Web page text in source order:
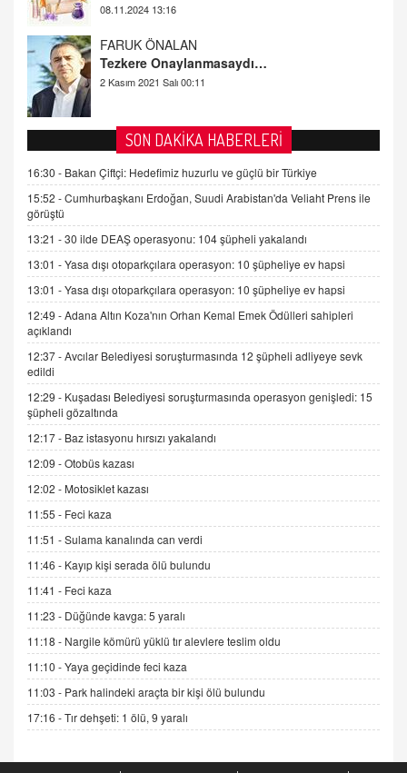
08.11.2024 13:16
FARUK ÖNALAN
Tezkere Onaylanmasaydı…
2 Kasım 2021 Salı 00:11
AV. DOĞAN CAN DOĞAN
Kişisel verilerin korunması ve dijital hukukun
gelişimi
15.09.2025 16:17
SEHER EREK
Kış Ayları Geldi, Hangi Önlemler Alınmalı?
9.12.2025 10:11
İNCİ GÜL AKÖL
06.07.2026 13:00
ADEM AKÖL
Esed Destekçilerinin Yüzüne Vurulan Şamar:
Sednaya
11.12.2024 12:30
DR. EKREM ASLAN
Gerçek Ne, Algı Ne? "Beraber Yürüyoruz"
Cümlesinin Peşinden
19.07.2025 12:45
GÖNÜL MENEKŞE
Şifacının Yolu
04.11.2025 12:56
AV. RÜMEYSA ÖZKALE
Kira Uyuşmazlıklarında Dava Açmadan Önce
Arabulucuya Başvuru Şartı
SON DAKİKA HABERLERİ
16:30 - Bakan Çiftçi: Hedefimiz huzurlu ve güçlü bir Türkiye
15:52 -Cumhurbaşkanı Erdoğan, Suudi Arabistan'da Veliaht Prens ile
görüştü
13:21 -30 ilde DEAŞ operasyonu: 104 şüpheli yakalandı
13:01 -Yasa dışı otoparkçılara operasyon: 10 şüpheliye ev hapsi
13:01 -Yasa dışı otoparkçılara operasyon: 10 şüpheliye ev hapsi
12:49 -Adana Altın Koza'nın Orhan Kemal Emek Ödülleri sahipleri
açıklandı
12:37 -Avcılar Belediyesi soruşturmasında 12 şüpheli adliyeye sevk
edildi
12:29 - Kuşadası Belediyesi soruşturmasında operasyon genişledi: 15
şüpheli gözaltında
12:17 - Baz istasyonu hırsızı yakalandı
12:09 -Otobüs kazası
12:02 - Motosiklet kazası
11:55 - Feci kaza
11:51 -Sulama kanalında can verdi
11:46 - Kayıp kişi serada ölü bulundu
11:41 - Feci kaza
11:23 - Düğünde kavga: 5 yaralı
11:18 - Nargile kömürü yüklü tır alevlere teslim oldu
11:10 -Yaya geçidinde feci kaza
11:03 - Park halindeki araçta bir kişi ölü bulundu
17:16 -Tır dehşeti: 1 ölü, 9 yaralı